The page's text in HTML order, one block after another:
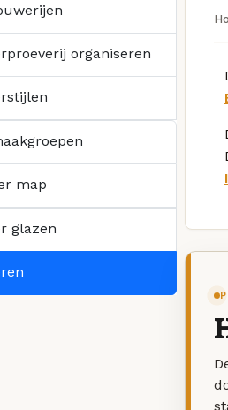
organiseren
map
glazen